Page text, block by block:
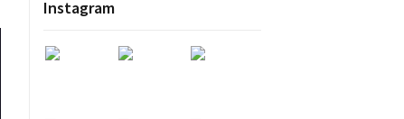
Instagram